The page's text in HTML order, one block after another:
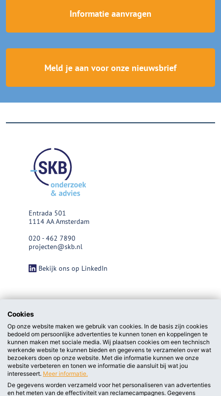
Informatie aanvragen
Meld je aan voor onze nieuwsbrief
Entrada 501
1114 AA Amsterdam
020 - 462 7890
projecten@skb.nl
Bekijk ons op LinkedIn
Cookies
Op onze website maken we gebruik van cookies. In de basis zijn cookies
bedoeld om persoonlijke advertenties te kunnen tonen en koppelingen te
kunnen maken met sociale media. Wij plaatsen cookies om een technisch
werkende website te kunnen bieden en gegevens te verzamelen over wat
bezoekers doen op onze website. Met die informatie kunnen we onze
website verbeteren en tonen we informatie die aansluit bij wat jou
interesseert. Meer informatie.
De gegevens worden verzameld voor het personaliseren van advertenties
en het meten van de effectiviteit van reclamecampagnes. Gegevens